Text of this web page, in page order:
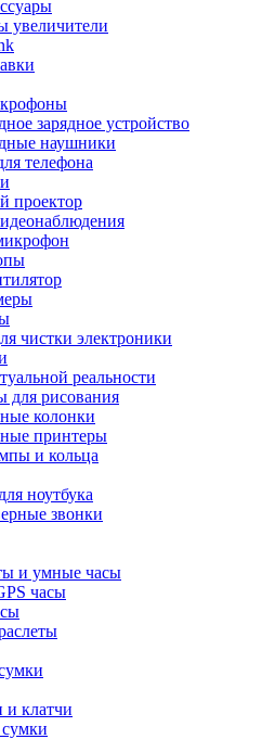
увеличители
зарядное устройство
наушники
телефона
проектор
чистки электроники
реальности
для рисования
колонки
принтеры
и кольца
ноутбука
звонки
и умные часы
часы
и клатчи